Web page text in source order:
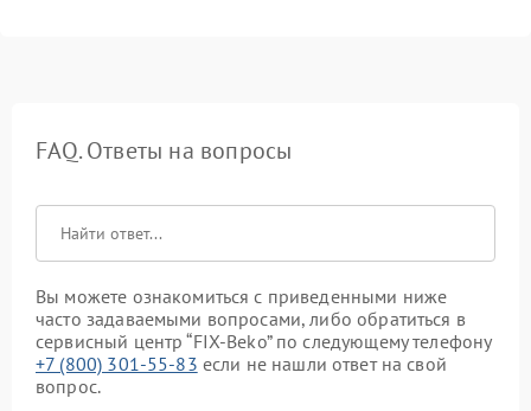
FAQ. Ответы на вопросы
Вы можете ознакомиться с приведенными ниже
часто задаваемыми вопросами, либо обратиться в
сервисный центр “FIX-Beko” по следующему телефону
+7 (800) 301-55-83 если не нашли ответ на свой
вопрос.